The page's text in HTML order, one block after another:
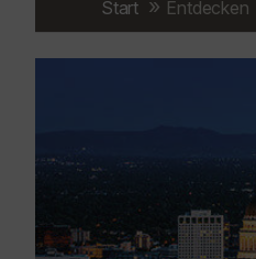
Start Entdecken